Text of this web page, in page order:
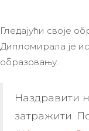
Гледајући своје
Дипломирала је
образовању.
Наздравити
затражити.